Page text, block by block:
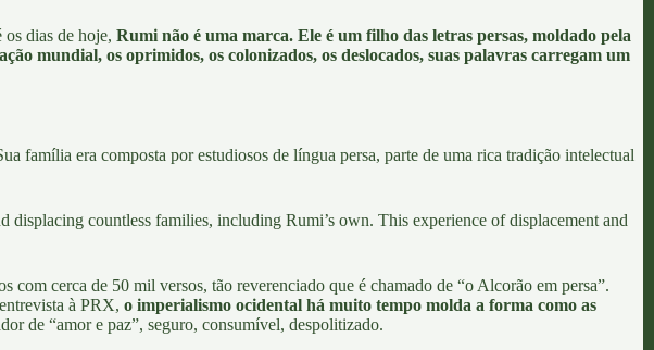
dias de hoje, Rumi não é uma marca. Ele é um filho das letras persas, moldado pela
mundial, os oprimidos, os colonizados, os deslocados, suas palavras carregam um
família era composta por estudiosos de língua persa, parte de uma rica tradição intelectual
displacing countless families, including Rumi’s own. This experience of displacement and
com cerca de 50 mil versos, tão reverenciado que é chamado de “o Alcorão em persa”.
entrevista à PRX, o imperialismo ocidental há muito tempo molda a forma como as
de “amor e paz”, seguro, consumível, despolitizado.